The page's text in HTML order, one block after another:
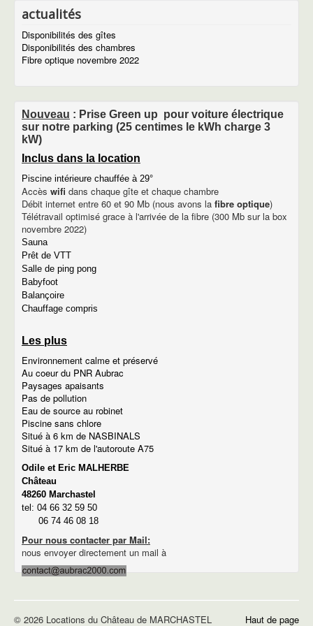
Marvejols
Le viaduc de Millau
Activités de sport et détente
A voir sur le plateau de l'Aubrac
Les parcs en Lozère
Le sauna
La piscine
100 photos
Rando en photos
Le château
La colonie des années 50
Notre chaudière à granulés
Avancement de nos travaux
contact
contact
plan du site
informations légales
actualités
Disponibilités des gîtes
Disponibilités des chambres
Fibre optique novembre 2022
Nouveau : Prise Green up pour voiture électrique
sur notre parking (25 centimes le kWh charge 3
kW)
Inclus dans la location
Piscine intérieure chauffée à 29°
Accès wifi dans chaque gîte et chaque chambre
Débit internet entre 60 et 90 Mb (nous avons la fibre optique)
Télétravail optimisé grace à l'arrivée de la fibre (300 Mb sur la box
novembre 2022)
Sauna
Prêt de VTT
Salle de ping pong
Babyfoot
Balançoire
Chauffage compris
Les plus
Environnement calme et préservé
Au coeur du PNR Aubrac
Paysages apaisants
Pas de pollution
Eau de source au robinet
Piscine sans chlore
Situé à 6 km de NASBINALS
Situé à 17 km de l'autoroute A75
Odile et Eric MALHERBE
Château
48260 Marchastel
tel: 04 66 32 59 50
06 74 46 08 18
Pour nous contacter par Mail:
nous envoyer directement un mail à
Haut de page
© 2026 Locations du Château de MARCHASTEL